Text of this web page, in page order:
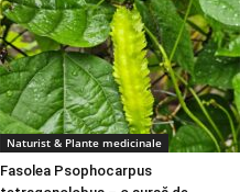
Naturist & Plante medicinale
Fasolea Psophocarpus